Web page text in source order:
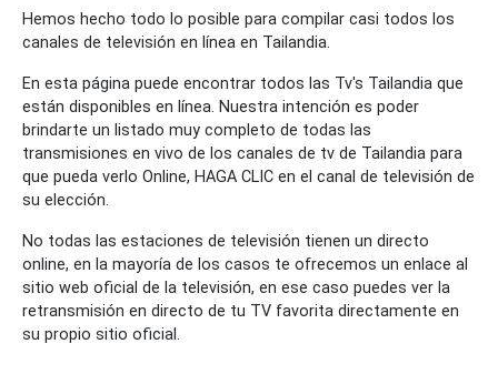
Hemos hecho todo lo posible para compilar casi todos los
canales de televisión en línea en Tailandia.
En esta página puede encontrar todos las Tv's Tailandia que
están disponibles en línea. Nuestra intención es poder
brindarte un listado muy completo de todas las
transmisiones en vivo de los canales de tv de Tailandia para
que pueda verlo Online, HAGA CLIC en el canal de televisión de
su elección.
No todas las estaciones de televisión tienen un directo
online, en la mayoría de los casos te ofrecemos un enlace al
sitio web oficial de la televisión, en ese caso puedes ver la
retransmisión en directo de tu TV favorita directamente en
su propio sitio oficial.